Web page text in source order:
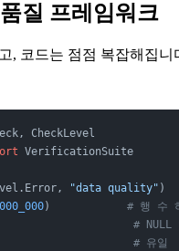
질 프레임워크
, 코드는 점점 복잡해집니
CheckLevel
VerificationSuite
"data quality" )
) # 행 수
# NULL
# 유일